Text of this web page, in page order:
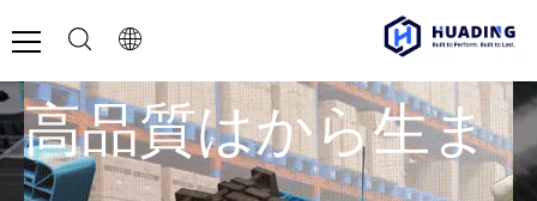
高品質はから生ま